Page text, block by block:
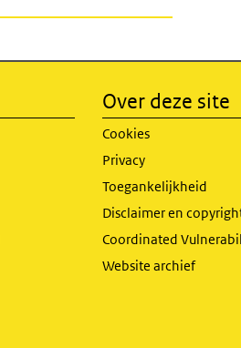
Over deze site
Cookies
Privacy
Toegankelijkheid
Disclaimer en
Coordinated
Website archief